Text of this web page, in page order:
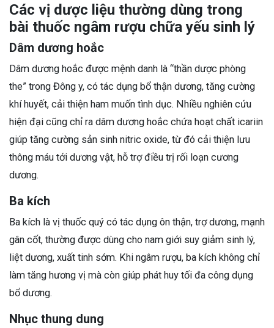
Các vị dược liệu thường dùng trong
bài thuốc ngâm rượu chữa yếu sinh lý
Dâm dương hoắc
Dâm dương hoắc được mệnh danh là “thần dược phòng
the” trong Đông y, có tác dụng bổ thận dương, tăng cường
khí huyết, cải thiện ham muốn tình dục. Nhiều nghiên cứu
hiện đại cũng chỉ ra dâm dương hoắc chứa hoạt chất icariin
giúp tăng cường sản sinh nitric oxide, từ đó cải thiện lưu
thông máu tới dương vật, hỗ trợ điều trị rối loạn cương
dương.
Ba kích
Ba kích là vị thuốc quý có tác dụng ôn thận, trợ dương, mạnh
gân cốt, thường được dùng cho nam giới suy giảm sinh lý,
liệt dương, xuất tinh sớm. Khi ngâm rượu, ba kích không chỉ
làm tăng hương vị mà còn giúp phát huy tối đa công dụng
bổ dương.
Nhục thung dung